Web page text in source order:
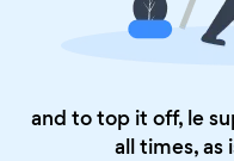
and to top it off, le
all times, as